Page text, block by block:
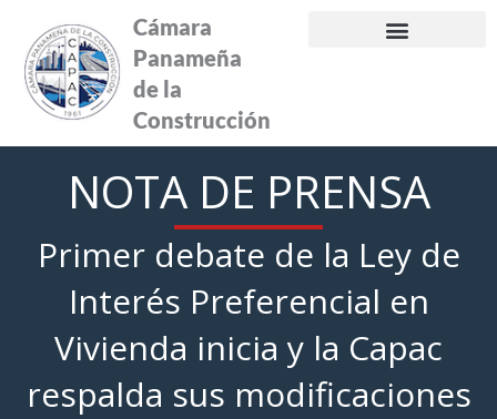
contenido
Cámara
Panameña
de la
Construcción
NOTA DE PRENSA
Primer debate de la Ley de
Interés Preferencial en
Vivienda inicia y la Capac
respalda sus modificaciones